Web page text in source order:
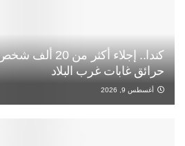
كندا.. إجلاء أكثر
حرائق غابات غرب البلاد
أغسطس 9, 2026